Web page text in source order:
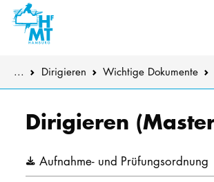
... Dirigieren Wichtige Dokumente
Dirigieren
Aufnahme- und Prüfungsordnung